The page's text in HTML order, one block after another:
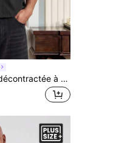
EASEVO Chemise décontractée à manches courtes grande taille pour hommes, printemps/été